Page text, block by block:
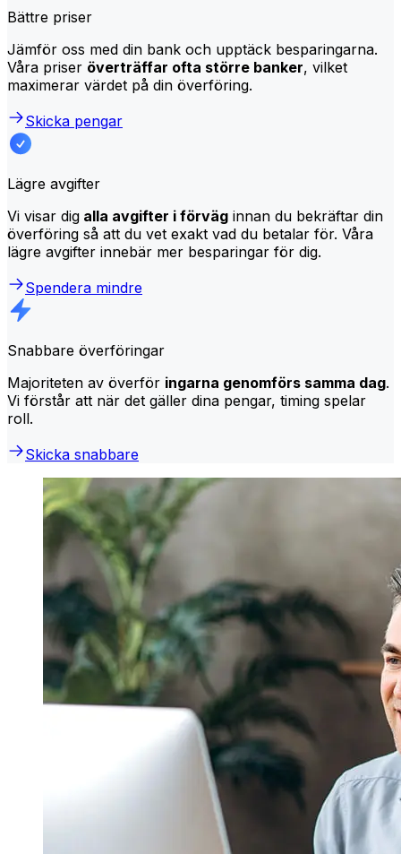
Bättre priser
Jämför oss med din bank och upptäck besparingarna.
Våra priser överträffar ofta större banker, vilket
maximerar värdet på din överföring.
Skicka pengar
Lägre avgifter
Vi visar dig alla avgifter i förväg innan du bekräftar din
överföring så att du vet exakt vad du betalar för. Våra
lägre avgifter innebär mer besparingar för dig.
Spendera mindre
Snabbare överföringar
Majoriteten av överför ingarna genomförs samma dag.
Vi förstår att när det gäller dina pengar, timing spelar
roll.
Skicka snabbare